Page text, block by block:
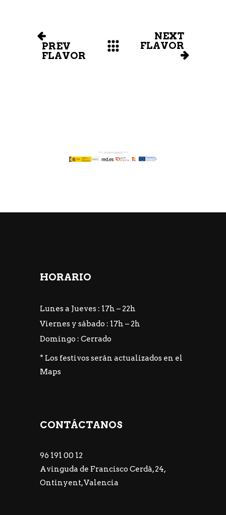
PREV
FLAVOR
NEXT
FLAVOR
HORARIO
Lunes a Jueves : 17h – 22h
Viernes y sábado : 17h – 2h
Domingo : Cerrado
* Los festivos serán actualizados en el
Maps
CONTÁCTANOS
96 191 00 12
Avinguda de Francisco Cerdà, 24,
Ontinyent, Valencia